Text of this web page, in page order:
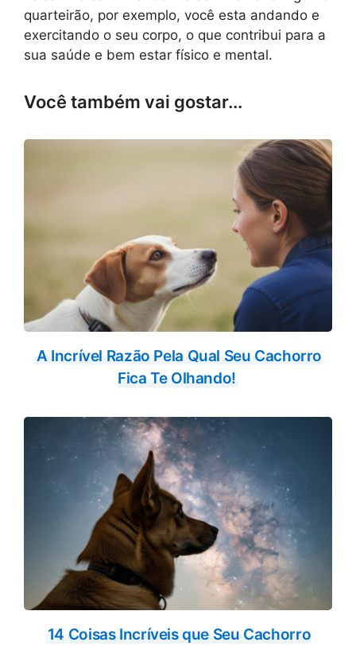
quarteirão, por exemplo, você esta andando e
exercitando o seu corpo, o que contribui para a
sua saúde e bem estar físico e mental.
Você também vai gostar...
A Incrível Razão Pela Qual Seu Cachorro
Fica Te Olhando!
14 Coisas Incríveis que Seu Cachorro